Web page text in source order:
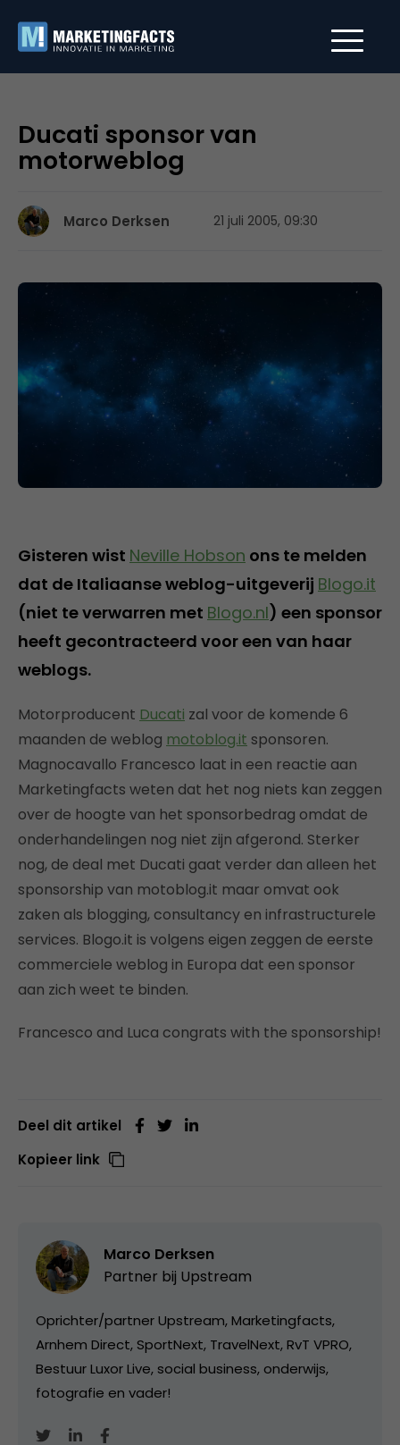
Ducati sponsor van
motorweblog
Marco Derksen 21 juli 2005, 09:30
Gisteren wist Neville Hobson ons te melden
dat de Italiaanse weblog-uitgeverij Blogo.it
(niet te verwarren met Blogo.nl) een sponsor
heeft gecontracteerd voor een van haar
weblogs.
Motorproducent Ducati zal voor de komende 6
maanden de weblog motoblog.it sponsoren.
Magnocavallo Francesco laat in een reactie aan
Marketingfacts weten dat het nog niets kan zeggen
over de hoogte van het sponsorbedrag omdat de
onderhandelingen nog niet zijn afgerond. Sterker
nog, de deal met Ducati gaat verder dan alleen het
sponsorship van motoblog.it maar omvat ook
zaken als blogging, consultancy en infrastructurele
services. Blogo.it is volgens eigen zeggen de eerste
commerciele weblog in Europa dat een sponsor
aan zich weet te binden.
Francesco and Luca congrats with the sponsorship!
Deel dit artikel
Kopieer link
Marco Derksen
Partner bij Upstream
Oprichter/partner Upstream, Marketingfacts,
Arnhem Direct, SportNext, TravelNext, RvT VPRO,
Bestuur Luxor Live, social business, onderwijs,
fotografie en vader!